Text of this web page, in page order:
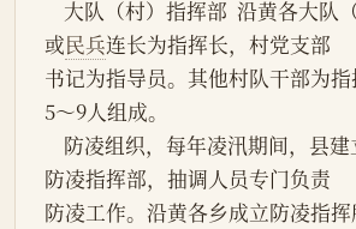
或民兵连长为指挥长，村党支部
书记为指导员。其他村队干部为
5～9人组成。
防凌指挥部，抽调人员专门负责
防凌工作。沿黄各乡成立防凌指